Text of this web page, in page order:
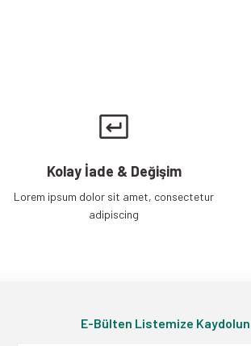
Kolay İade & Değişim
Lorem ipsum dolor sit amet, consectetur
adipiscing
E-Bülten Listemize Kaydolun